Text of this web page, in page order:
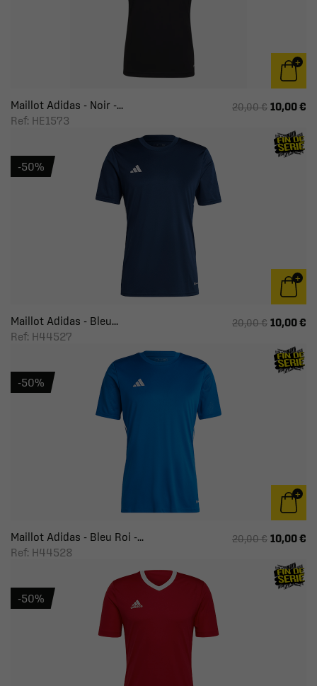
Maillot Adidas - Noir -...
Ref: HE1573
20,00 € 10,00 €
Maillot Adidas - Bleu...
Ref: H44527
20,00 € 10,00 €
-50%
Maillot Adidas - Bleu Roi -...
Ref: H44528
20,00 € 10,00 €
-50%
-50%